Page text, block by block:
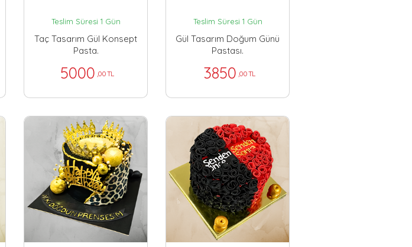
Teslim Süresi 1 Gün
Taç Tasarım Gül Konsept
Pasta.
5000 ,00 TL
Teslim Süresi 1 Gün
Gül Tasarım Doğum Günü
Pastası.
3850 ,00 TL